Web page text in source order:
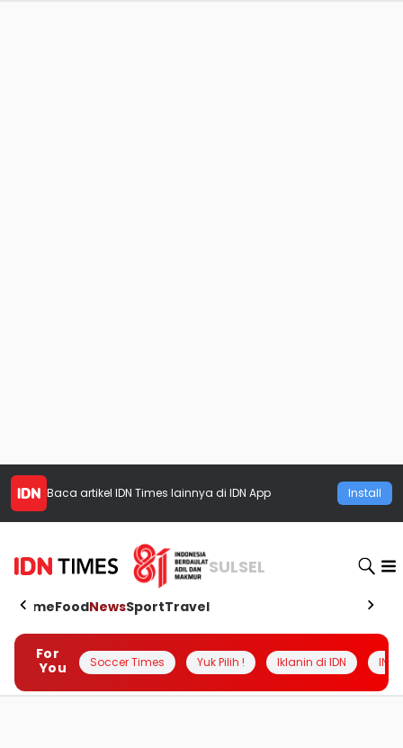
Baca artikel IDN Times lainnya di IDN App Install
SULSEL
HomeFoodNewsSportTravel
For
You
Soccer Times Yuk Pilih ! Iklanin di IDN